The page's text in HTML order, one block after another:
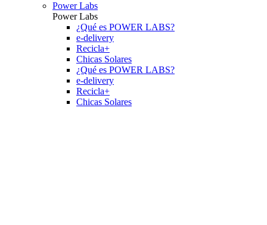
Power Labs
Power Labs
¿Qué es POWER LABS?
e-delivery
Recicla+
Chicas Solares
¿Qué es POWER LABS?
e-delivery
Recicla+
Chicas Solares